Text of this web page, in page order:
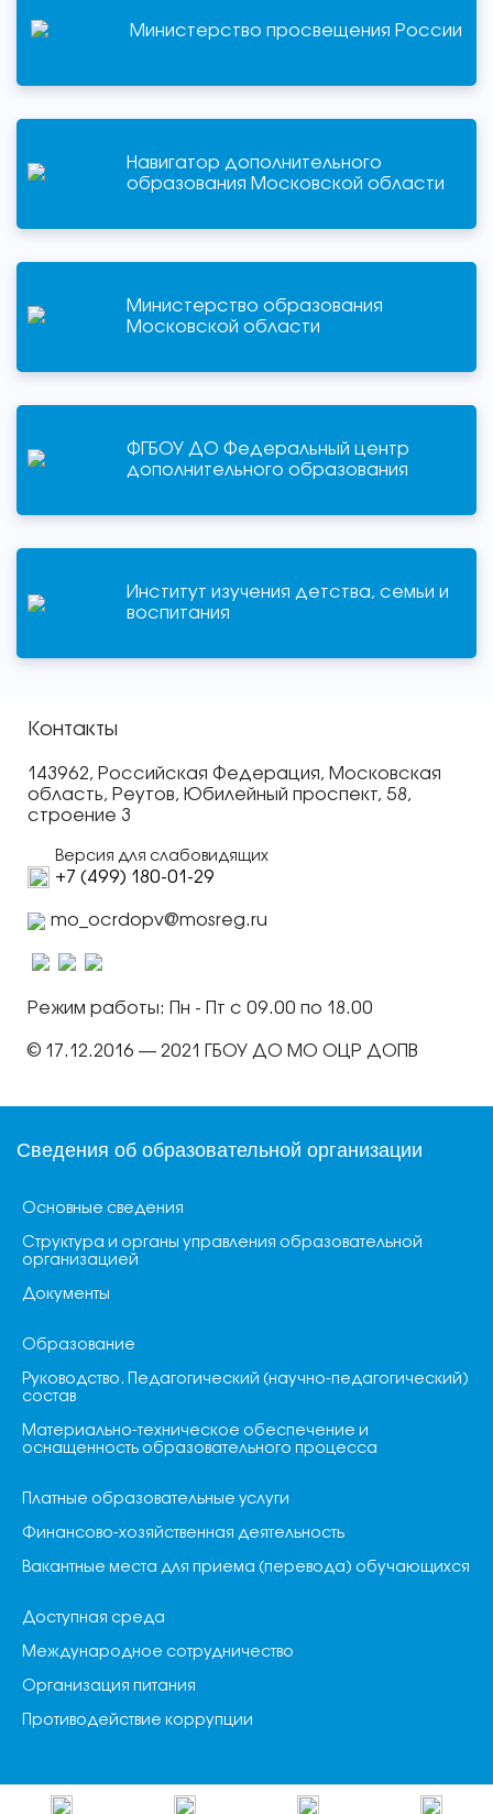
Министерство просвещения России
Навигатор дополнительного
образования Московской области
Министерство образования
Московской области
ФГБОУ ДО Федеральный центр
дополнительного образования
Институт изучения детства, семьи и
воспитания
Контакты
143962, Российская Федерация, Московская
область, Реутов, Юбилейный проспект, 58,
строение 3
Версия для слабовидящих
+7 (499) 180-01-29
mo_ocrdopv@mosreg.ru
Режим работы: Пн - Пт с 09.00 по 18.00
© 17.12.2016 — 2021 ГБОУ ДО МО ОЦР ДОПВ
Сведения об образовательной организации
Основные сведения
Структура и органы управления образовательной
организацией
Документы
Образование
Руководство. Педагогический (научно-педагогический)
состав
Материально-техническое обеспечение и
оснащенность образовательного процесса
Платные образовательные услуги
Финансово-хозяйственная деятельность
Вакантные места для приема (перевода) обучающихся
Доступная среда
Международное сотрудничество
Организация питания
Противодействие коррупции